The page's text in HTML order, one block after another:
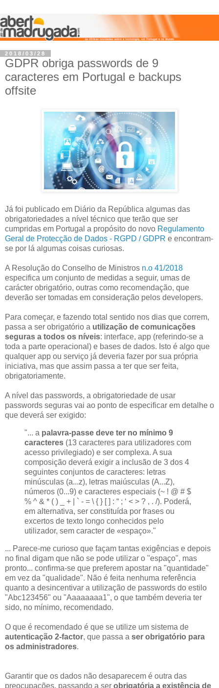
2018/03/28
GDPR obriga passwords de 9
caracteres em Portugal e backups
offsite
Já foi publicado em Diário da República algumas das
obrigatoriedades a nível técnico que terão que ser
cumpridas em Portugal a propósito do novo Regulamento
Geral de Protecção de Dados - RGPD / GDPR e encontram-
se por lá algumas coisas curiosas.
A Resolução do Conselho de Ministros n.o 41/2018
especifica um conjunto de medidas a seguir, umas de
carácter obrigatório, outras como recomendação, que
deverão ser tomadas em consideração pelos developers.
Para começar, e fazendo total sentido nos dias que correm,
passa a ser obrigatório a utilização de comunicações
seguras a todos os níveis: interface, app (referindo-se a
toda a parte operacional) e bases de dados. Isto é algo que
qualquer app ou serviço já deveria fazer por sua própria
iniciativa, mas que assim passa a ter que ser feita,
obrigatoriamente.
A nível das passwords, a obrigatoriedade de usar
passwords seguras vai ao ponto de especificar em detalhe o
que deverá ser exigido:
"... a palavra-passe deve ter no mínimo 9
caracteres (13 caracteres para utilizadores com
acesso privilegiado) e ser complexa. A sua
composição deverá exigir a inclusão de 3 dos 4
seguintes conjuntos de caracteres: letras
minúsculas (a...z), letras maiúsculas (A...Z),
números (0...9) e caracteres especiais (~ ! @ # $
% ^ & * ( ) _ + | ` - = \ { } [ ] : “ ; ‘ < > ? , . /). Poderá,
em alternativa, ser constituída por frases ou
excertos de texto longo conhecidos pelo
utilizador, sem caracter de «espaço»."
... Parece-me curioso que façam tantas exigências e depois
no final digam que não se pode utilizar o "espaço", mas
pronto... confirma-se que preferem apostar na "quantidade"
em vez da "qualidade". Não é feita nenhuma referência
quanto a desincentivar a utilização de passwords do estilo
"Abc123456" ou "Aaaaaaaa1", o que também deveria ter
sido, no mínimo, recomendado.
O que é recomendado é que se utilize um sistema de
autenticação 2-factor, que passa a ser obrigatório para
os administradores.
Garantir que os dados não desaparecem é outra das
preocupações, passando a ser obrigatória a existência de